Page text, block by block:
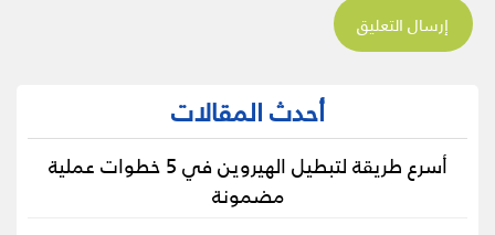
أحدث المقالات
أسرع طريقة لتبطيل الهيروين في 5 خطوات عملية
مضمونة